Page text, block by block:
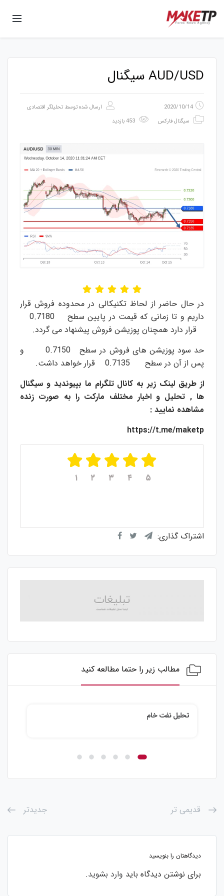
AUD/USD سیگنال
2020/10/14 ارسال شده توسط تحلیلگر اقتصادی
سیگنال فارکس
در حال حاضر از لحاظ تکنیکالی در محدوده فروش قرار
داریم و تا زمانی که قیمت در پایین سطح 0.7180
قرار دارد همچنان پوزیشن فروش پیشنهاد می گردد.
حد سود پوزیشن های فروش در سطح 0.7150 و
پس از آن در سطح 0.7135 قرار خواهد داشت.
از طریق لینک زیر به کانال تلگرام ما بپیوندید و سیگنال
ها , تحلیل و اخبار مختلف مارکت را به صورت زنده
مشاهده نمایید :
https://t.me/maketp
۱ ۲ ۳ ۴ ۵
اشتراک گذاری:
مطالب زیر را حتما مطالعه کنید
تحلیل نقره
قدیمی تر جدیدتر
دیدگاهتان را بنویسید
برای نوشتن دیدگاه باید وارد بشوید.